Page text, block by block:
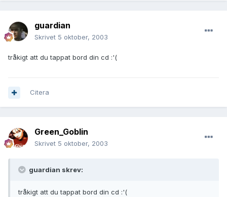
guardian
Skrivet 5 oktober, 2003
tråkigt att du tappat bord din cd :'(
Citera
Green_Goblin
Skrivet 5 oktober, 2003
guardian skrev:
tråkigt att du tappat bord din cd :'(